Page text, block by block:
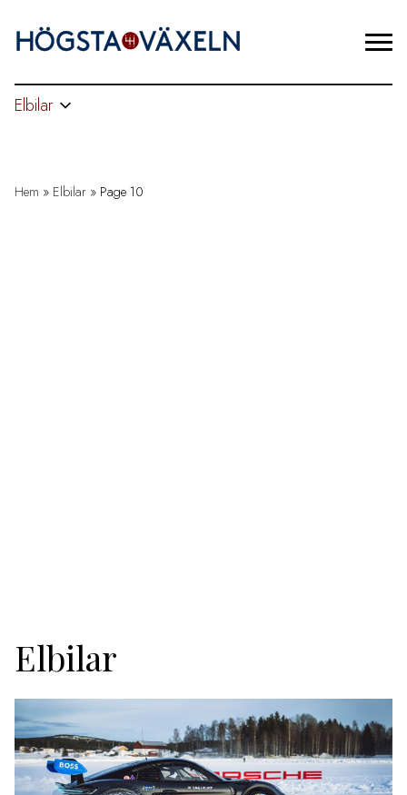
Elbilar
Hem » Elbilar » Page 10
Elbilar